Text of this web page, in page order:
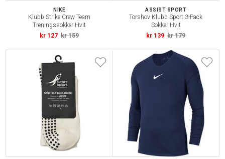
NIKE
Klubb Strike Crew Team
Treningssokker Hvit
kr 127 kr 159
ASSIST SPORT
Torshov Klubb Sport 3-Pack
Sokker Hvit
kr 139 kr 179